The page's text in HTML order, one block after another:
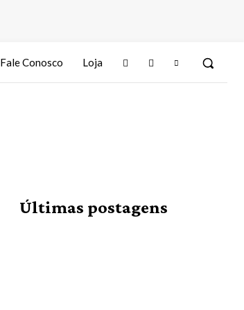
Fale Conosco Loja
Últimas postagens